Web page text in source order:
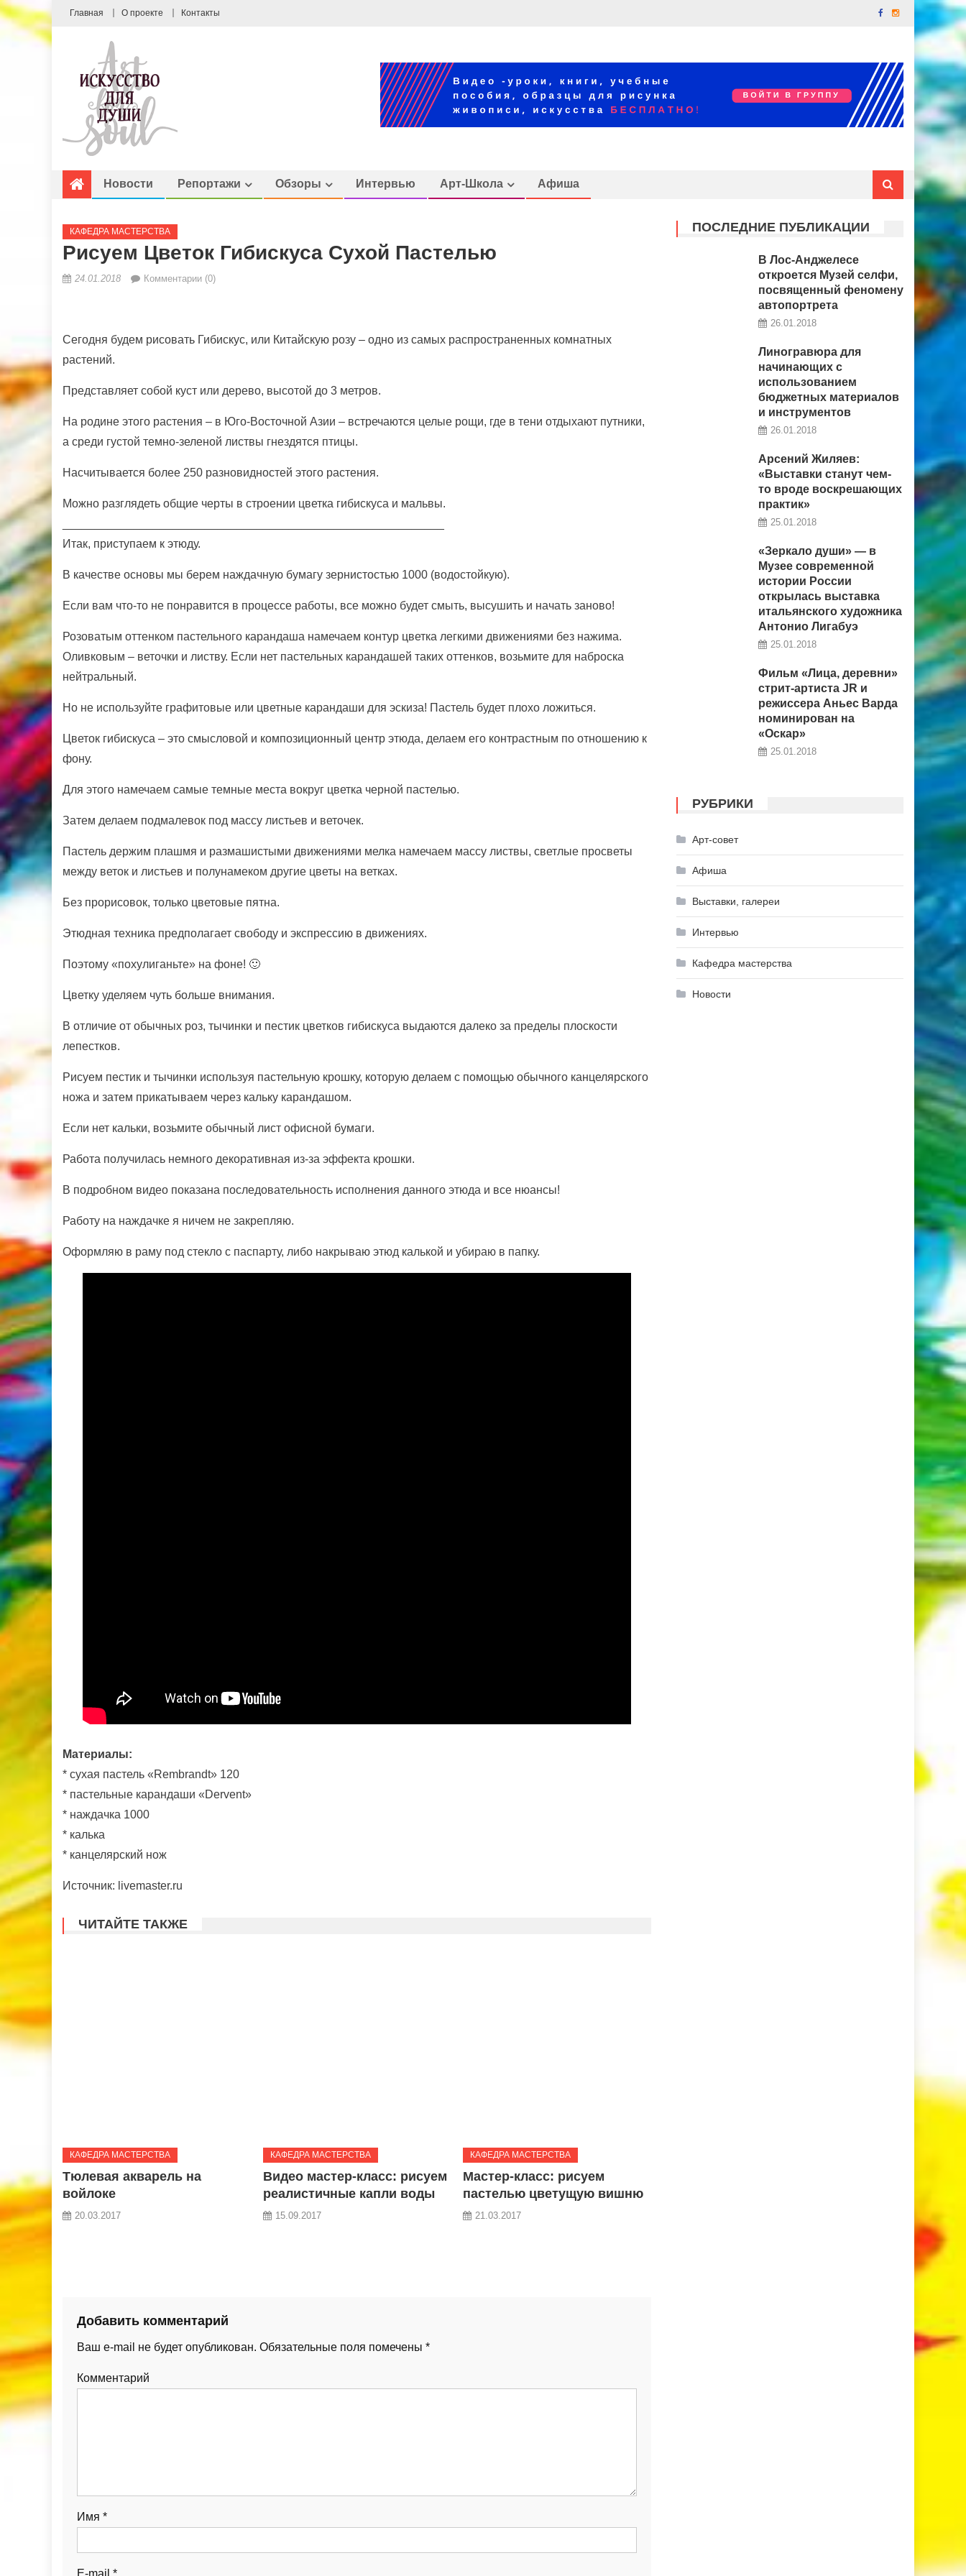
Главная О проекте Контакты
Новости Репортажи Обзоры Интервью Арт-Школа Афиша
КАФЕДРА МАСТЕРСТВА
Рисуем Цветок Гибискуса Сухой Пастелью
24.01.2018 Комментарии (0)
Сегодня будем рисовать Гибискус, или Китайскую розу – одно из самых распространенных комнатных
растений.
Представляет собой куст или дерево, высотой до 3 метров.
На родине этого растения – в Юго-Восточной Азии – встречаются целые рощи, где в тени отдыхают путники,
а среди густой темно-зеленой листвы гнездятся птицы.
Насчитывается более 250 разновидностей этого растения.
Можно разглядеть общие черты в строении цветка гибискуса и мальвы.
Итак, приступаем к этюду.
В качестве основы мы берем наждачную бумагу зернистостью 1000 (водостойкую).
Если вам что-то не понравится в процессе работы, все можно будет смыть, высушить и начать заново!
Розоватым оттенком пастельного карандаша намечаем контур цветка легкими движениями без нажима.
Оливковым – веточки и листву. Если нет пастельных карандашей таких оттенков, возьмите для наброска
нейтральный.
Но не используйте графитовые или цветные карандаши для эскиза! Пастель будет плохо ложиться.
Цветок гибискуса – это смысловой и композиционный центр этюда, делаем его контрастным по отношению к
фону.
Для этого намечаем самые темные места вокруг цветка черной пастелью.
Затем делаем подмалевок под массу листьев и веточек.
Пастель держим плашмя и размашистыми движениями мелка намечаем массу листвы, светлые просветы
между веток и листьев и полунамеком другие цветы на ветках.
Без прорисовок, только цветовые пятна.
Этюдная техника предполагает свободу и экспрессию в движениях.
Поэтому «похулиганьте» на фоне! 🙂
Цветку уделяем чуть больше внимания.
В отличие от обычных роз, тычинки и пестик цветков гибискуса выдаются далеко за пределы плоскости
лепестков.
Рисуем пестик и тычинки используя пастельную крошку, которую делаем с помощью обычного канцелярского
ножа и затем прикатываем через кальку карандашом.
Если нет кальки, возьмите обычный лист офисной бумаги.
Работа получилась немного декоративная из-за эффекта крошки.
В подробном видео показана последовательность исполнения данного этюда и все нюансы!
Работу на наждачке я ничем не закрепляю.
Оформляю в раму под стекло с паспарту, либо накрываю этюд калькой и убираю в папку.
Материалы:
* сухая пастель «Rembrandt» 120
* пастельные карандаши «Dervent»
* наждачка 1000
* калька
* канцелярский нож
Источник: livemaster.ru
ЧИТАЙТЕ ТАКЖЕ
КАФЕДРА МАСТЕРСТВА
Тюлевая акварель на
войлоке
20.03.2017
КАФЕДРА МАСТЕРСТВА
Видео мастер-класс: рисуем
реалистичные капли воды
15.09.2017
КАФЕДРА МАСТЕРСТВА
Мастер-класс: рисуем
пастелью цветущую вишню
21.03.2017
Добавить комментарий
Ваш e-mail не будет опубликован. Обязательные поля помечены *
Комментарий
Имя *
E-mail *
ПОСЛЕДНИЕ ПУБЛИКАЦИИ
В Лос-Анджелесе
откроется Музей селфи,
посвященный феномену
автопортрета
26.01.2018
Линогравюра для
начинающих с
использованием
бюджетных материалов
и инструментов
26.01.2018
Арсений Жиляев:
«Выставки станут чем-
то вроде воскрешающих
практик»
25.01.2018
«Зеркало души» — в
Музее современной
истории России
открылась выставка
итальянского художника
Антонио Лигабуэ
25.01.2018
Фильм «Лица, деревни»
стрит-артиста JR и
режиссера Аньес Варда
номинирован на
«Оскар»
25.01.2018
РУБРИКИ
Арт-совет
Афиша
Выставки, галереи
Интервью
Кафедра мастерства
Новости